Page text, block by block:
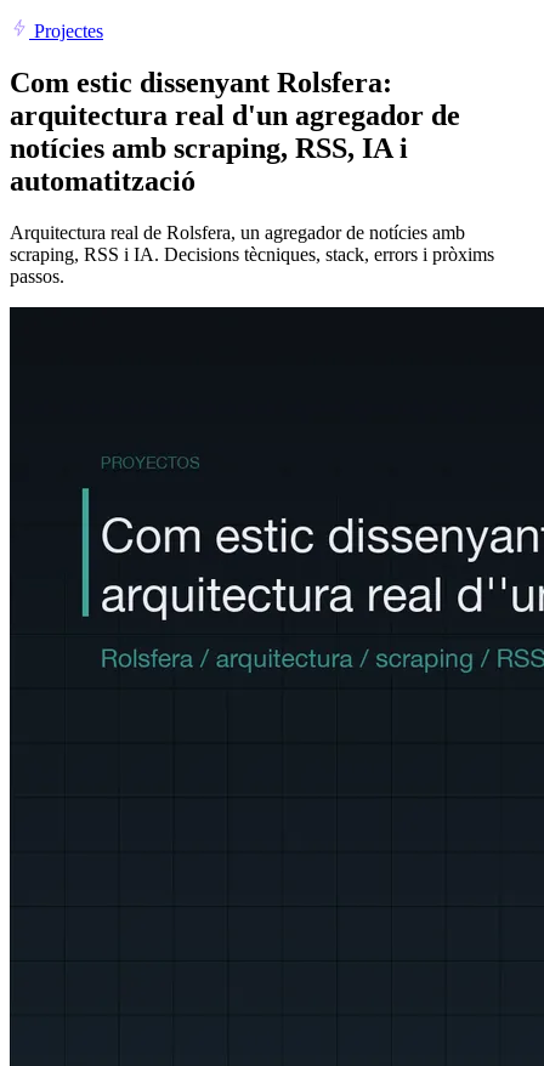
Projectes
Com estic dissenyant Rolsfera:
arquitectura real d'un agregador de
notícies amb scraping, RSS, IA i
automatització
Arquitectura real de Rolsfera, un agregador de notícies amb
scraping, RSS i IA. Decisions tècniques, stack, errors i pròxims
passos.